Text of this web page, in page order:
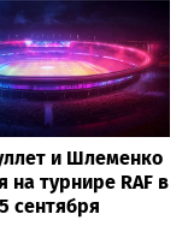
и Шлеменко
на турнире RAF в
сентября